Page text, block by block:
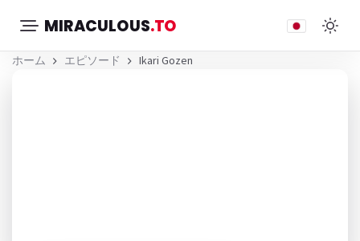
MIRACULOUS.TO
ホーム エピソード Ikari Gozen